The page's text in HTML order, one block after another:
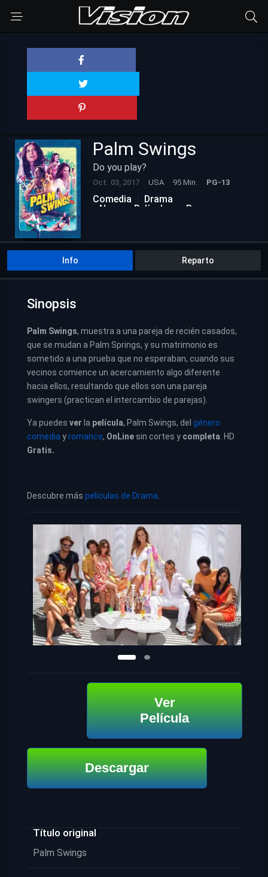
Palm Swings
Do you play?
Oct. 03, 2017 USA 95 Min. PG-13
Comedia
Drama
Nuevas Películas
Romance
Info Reparto
Sinopsis
Palm Swings, muestra a una pareja de recién casados,
que se mudan a Palm Springs, y su matrimonio es
sometido a una prueba que no esperaban, cuando sus
vecinos comience un acercamiento algo diferente
hacia ellos, resultando que ellos son una pareja
swingers (practican el intercambio de parejas).
Ya puedes ver la película, Palm Swings, del género
comedia yromance, OnLine sin cortes y completa . HD
Gratis.
Descubre más películas de Drama
Ver
Película
Descargar
Título original
Palm Swings